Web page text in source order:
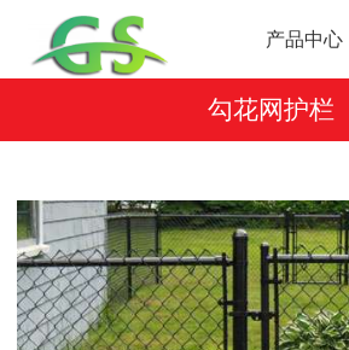
产品中心
勾花网护栏